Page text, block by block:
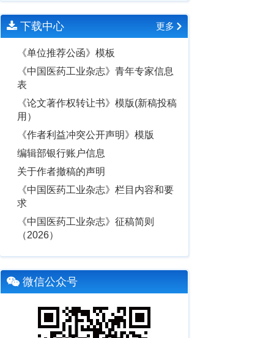
《中国医药工业杂志》入选第七届华
东地区优秀期刊
2022-01-05
《中国医药工业杂志》向审稿专家致
谢
2018-11-23
下载中心 更多
《单位推荐公函》模板
《中国医药工业杂志》青年专家信息
表
《论文著作权转让书》模版(新稿投稿
用）
《作者利益冲突公开声明》模版
编辑部银行账户信息
关于作者撤稿的声明
《中国医药工业杂志》栏目内容和要
求
《中国医药工业杂志》征稿简则
（2026）
微信公众号